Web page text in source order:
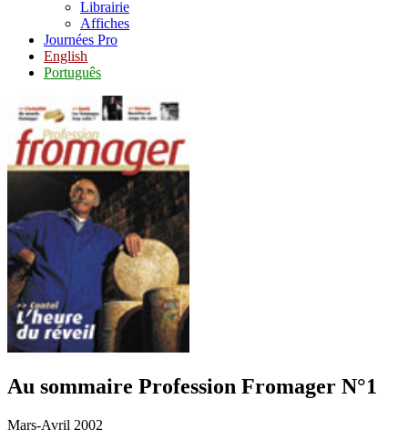
Librairie
Affiches
Journées Pro
English
Português
Au sommaire Profession Fromager N°1
Mars-Avril 2002